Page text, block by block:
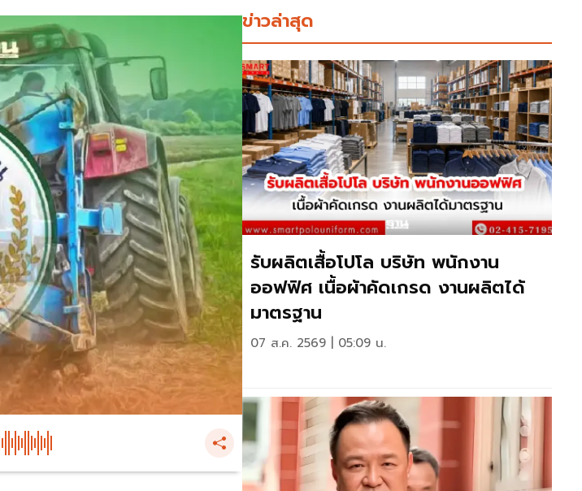
ข่าวล่าสุด
รับผลิตเสื้อโปโล บริษัท พนักงาน
ออฟฟิศ เนื้อผ้าคัดเกรด งานผลิตได้
มาตรฐาน
07 ส.ค. 2569 | 05:09 น.